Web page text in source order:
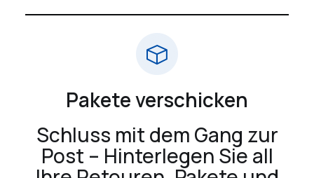
Pakete verschicken
Schluss mit dem Gang zur
Post – Hinterlegen Sie all